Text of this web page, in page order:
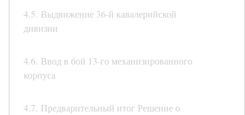
4.5. Выдвижение 36-й кавалерийской
дивизии
4.6. Ввод в бой 13-го механизированного
корпуса
4.7. Предварительный итог Решение о